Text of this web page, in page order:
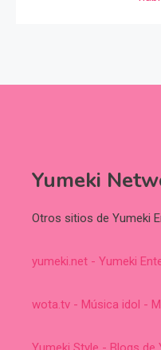
Yumeki
Otros sitios de Yumeki
yumeki.net - Yumeki
wota.tv - Música idol -